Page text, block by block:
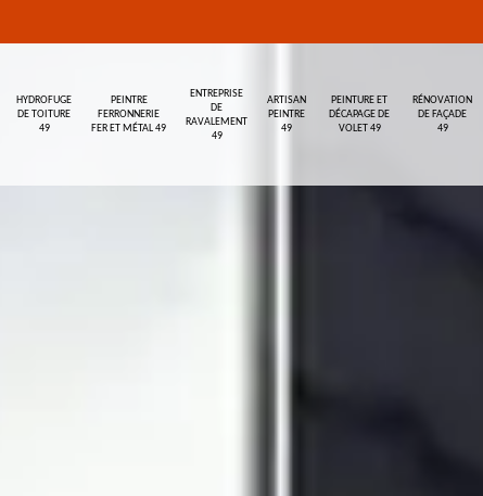
HYDROFUGE
DE TOITURE
49
PEINTRE
FERRONNERIE
FER ET MÉTAL 49
ENTREPRISE
DE
RAVALEMENT
49
ARTISAN
PEINTRE
49
PEINTURE ET
DÉCAPAGE DE
VOLET 49
RÉNOVATION
DE FAÇADE
49